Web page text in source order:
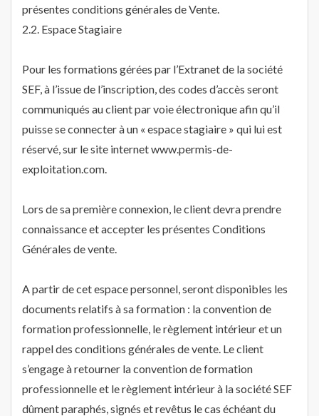
présentes conditions générales de Vente.
2.2. Espace Stagiaire
Pour les formations gérées par l’Extranet de la société
SEF, à l’issue de l’inscription, des codes d’accès seront
communiqués au client par voie électronique afin qu’il
puisse se connecter à un « espace stagiaire » qui lui est
réservé, sur le site internet www.permis-de-
exploitation.com.
Lors de sa première connexion, le client devra prendre
connaissance et accepter les présentes Conditions
Générales de vente.
A partir de cet espace personnel, seront disponibles les
documents relatifs à sa formation : la convention de
formation professionnelle, le règlement intérieur et un
rappel des conditions générales de vente. Le client
s’engage à retourner la convention de formation
professionnelle et le règlement intérieur à la société SEF
dûment paraphés, signés et revêtus le cas échéant du